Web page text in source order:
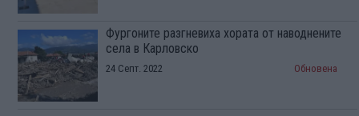
Фургоните разгневиха хората от наводнените
села в Карловско
24 Септ. 2022 Обновена